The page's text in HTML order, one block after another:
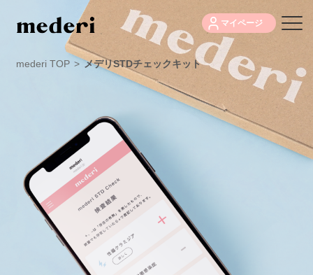
マイページ
mederi TOP > メデリSTDチェックキット